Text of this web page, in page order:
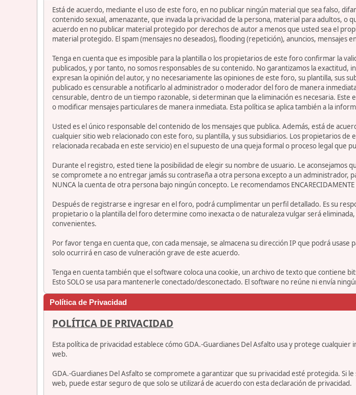
Está de acuerdo, mediante el uso de este foro, en no publicar ningún material que sea falso,
contenido sexual, amenazante, que invada la privacidad de la persona, material para adultos, o
acuerdo en no publicar material protegido por derechos de autor a menos que usted sea el
material protegido. El spam (mensajes no deseados), flooding (repetición), anuncios, mensajes
Tenga en cuenta que es imposible para la plantilla o los propietarios de este foro confirmar la
publicados, y por tanto, no somos responsables de su contenido. No garantizamos la
expresan la opinión del autor, y no necesariamente las opiniones de este foro, su plantilla, sus
publicado es censurable a notificarlo al administrador o moderador del foro de manera
censurable, dentro de un tiempo razonable, si determinan que la eliminación es necesaria.
o modificar mensajes particulares de manera inmediata. Esta política se aplica también a la
Usted es el único responsable del contenido de los mensajes que publica. Además, está de
cualquier sitio web relacionado con este foro, su plantilla, y sus subsidiarios. Los propietarios
relacionada recabada en este servicio) en el supuesto de una queja formal o proceso legal que
Durante el registro, ested tiene la posibilidad de elegir su nombre de usuario. Le aconsejamos
se compromete a no entregar jamás su contraseña a otra persona excepto a un administrador,
NUNCA la cuenta de otra persona bajo ningún concepto. Le recomendamos
Después de registrarse e ingresar en el foro, podrá cumplimentar un perfil detallado. Es su
propietario o la plantilla del foro determine como inexacta o de naturaleza vulgar será
convenientes.
Por favor tenga en cuenta que, con cada mensaje, se almacena su dirección IP que podrá
solo ocurrirá en caso de vulneración grave de este acuerdo.
Tenga en cuenta también que el software coloca una cookie, un archivo de texto que contiene
Esto SOLO se usa para mantenerle conectado/desconectado. El software no reúne ni envía
Política de Privacidad
POLÍTICA DE PRIVACIDAD
Esta política de privacidad establece cómo GDA.-Guardianes Del Asfalto usa y protege
web.
GDA.-Guardianes Del Asfalto se compromete a garantizar que su privacidad esté protegida.
web, puede estar seguro de que solo se utilizará de acuerdo con esta declaración de privacidad.